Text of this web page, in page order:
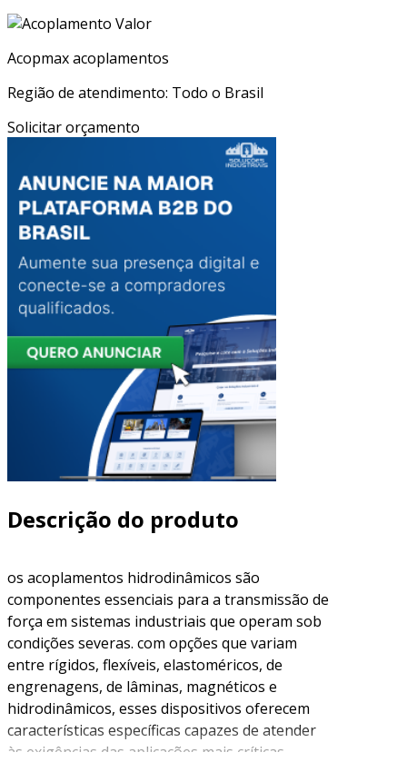
Acopmax acoplamentos
Região de atendimento: Todo o Brasil
Solicitar orçamento
Descrição do produto
os acoplamentos hidrodinâmicos são
componentes essenciais para a transmissão de
força em sistemas industriais que operam sob
condições severas. com opções que variam
entre rígidos, flexíveis, elastoméricos, de
engrenagens, de lâminas, magnéticos e
hidrodinâmicos, esses dispositivos oferecem
características específicas capazes de atender
às exigências das aplicações mais críticas.